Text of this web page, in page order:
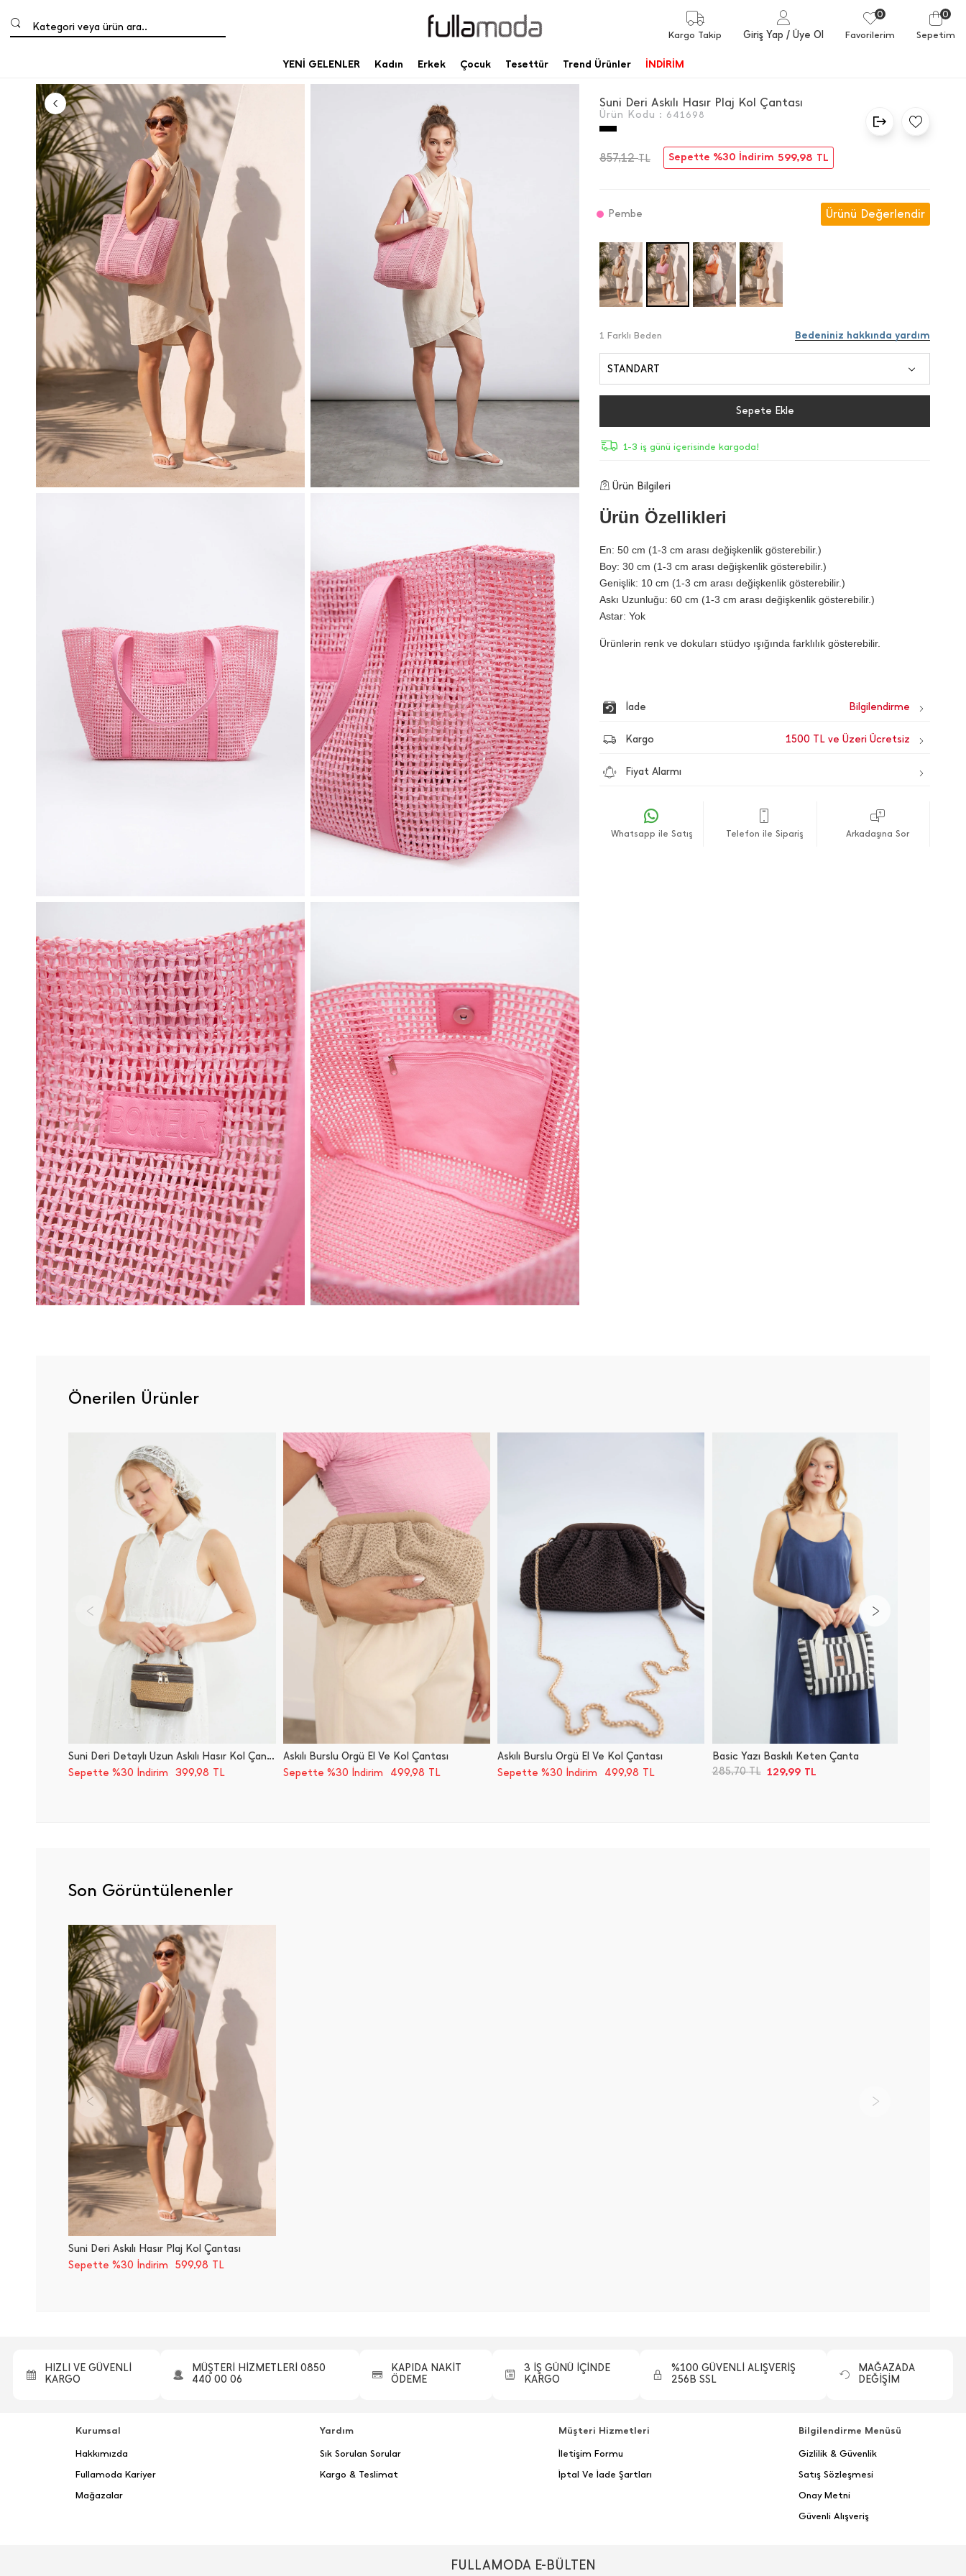
Kategori veya ürün ara..
Kargo Takip Giriş Yap / Üye Ol
0
Favorilerim
0
Sepetim
YENİ GELENLER Kadın Erkek Çocuk Tesettür Trend Ürünler İNDİRİM
Suni Deri Askılı Hasır Plaj Kol Çantası
Ürün Kodu : 641698
857,12TL Sepette %30 İndirim 599,98 TL
Pembe Ürünü Değerlendir
1 Farklı Beden Bedeniniz hakkında yardım
STANDART
Sepete Ekle
1-3 iş günü içerisinde kargoda!
Ürün Bilgileri
Ürün Özellikleri
En: 50 cm (1-3 cm arası değişkenlik gösterebilir.)
Boy: 30 cm (1-3 cm arası değişkenlik gösterebilir.)
Genişlik: 10 cm (1-3 cm arası değişkenlik gösterebilir.)
Askı Uzunluğu: 60 cm (1-3 cm arası değişkenlik gösterebilir.)
Astar: Yok
Ürünlerin renk ve dokuları stüdyo ışığında farklılık gösterebilir.
İade
Kargo 1500 TL ve Üzeri Ücretsiz
Fiyat Alarmı
Whatsapp ile Satış Telefon ile Sipariş Arkadaşına Sor
Önerilen Ürünler
Suni Deri Detaylı Uzun Askılı Hasır Kol Çantası
Sepette %30 İndirim
399,98 TL
Askılı Burslu Örgü El Ve Kol Çantası
Sepette %30 İndirim
499,98 TL
Askılı Burslu Örgü El Ve Kol Çantası
Sepette %30 İndirim
499,98 TL
Basic Yazı Baskılı Keten Çanta
285,70TL 129,99 TL
Son Görüntülenenler
Suni Deri Askılı Hasır Plaj Kol Çantası
Sepette %30 İndirim
599,98 TL
HIZLI VE GÜVENLİ
KARGO
MÜŞTERİ HİZMETLERİ 0850
440 00 06
KAPIDA NAKİT
ÖDEME
3 İŞ GÜNÜ İÇİNDE
KARGO
%100 GÜVENLİ ALIŞVERİŞ
256B SSL
MAĞAZADA
DEĞİŞİM
Kurumsal
Hakkımızda
Fullamoda Kariyer
Mağazalar
Yardım
Sık Sorulan Sorular
Kargo & Teslimat
Müşteri Hizmetleri
İletişim Formu
İptal Ve İade Şartları
Bilgilendirme Menüsü
Gizlilik & Güvenlik
Satış Sözleşmesi
Onay Metni
Güvenli Alışveriş
FULLAMODA E-BÜLTEN